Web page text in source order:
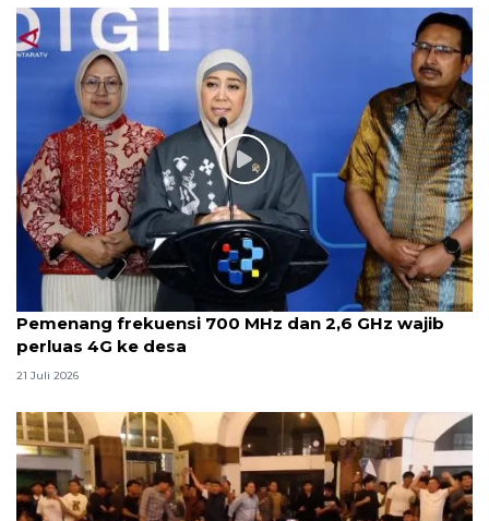
Pemenang frekuensi 700 MHz dan 2,6 GHz wajib
perluas 4G ke desa
21 Juli 2026